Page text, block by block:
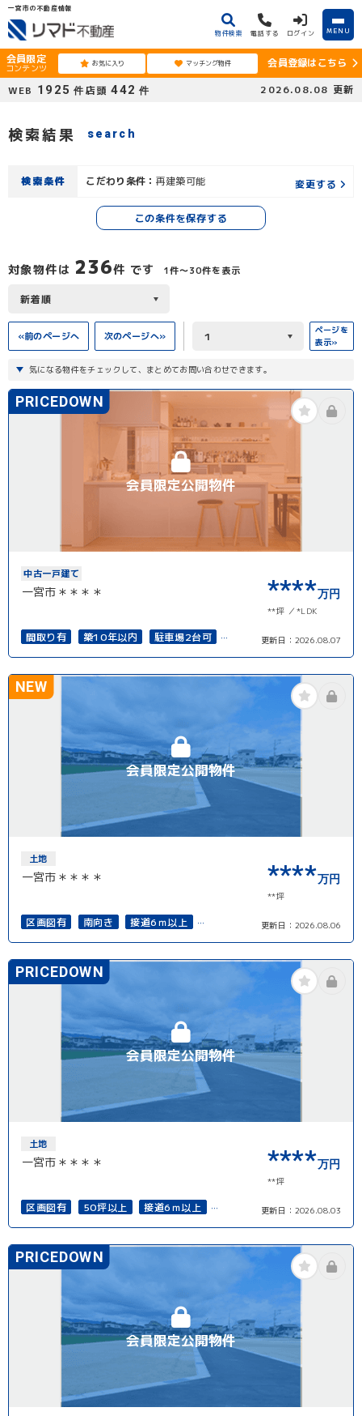
一宮市の不動産情報
物件検索 電話する ログイン MENU
会員限定
コンテンツ お気に入り マッチング物件
会員登録はこちら
WEB 1925 件 店頭 442 件 2026.08.08 更新
検索結果 search
検索条件 こだわり条件： 再建築可能 変更する
この条件を保存する
対象物件は 236件 です 1件〜30件を表示
«前のページへ 次のページへ»
ページを
表示»
気になる物件をチェックして、まとめてお問い合わせできます。
会員限定公開物件
PRICEDOWN
中古一戸建て
一宮市＊＊＊＊ ****万円
**坪 *LDK
間取り有 築10年以内
駐車場2台可
更新日： 2026.08.07
会員限定公開物件
NEW
土地
一宮市＊＊＊＊ ****万円
**坪
区画図有 南向き
接道6ｍ以上
更新日： 2026.08.06
会員限定公開物件
PRICEDOWN
土地
一宮市＊＊＊＊ ****万円
**坪
区画図有 50坪以上
接道6ｍ以上
更新日： 2026.08.03
会員限定公開物件
PRICEDOWN